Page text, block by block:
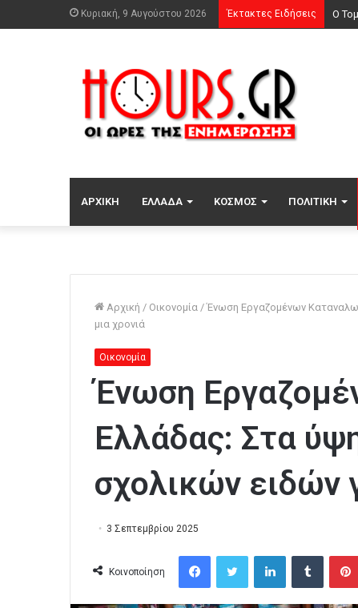
Κυριακή, 9 Αυγούστου 2026 Έκτακτες Ειδήσεις
ΑΡΧΙΚΉ ΕΛΛΆΔΑ ΚΌΣΜΟΣ ΠΟΛΙΤΙΚΉ
Αρχική / Οικονομία / Ένωση Εργαζομένων
μια χρονιά
Οικονομία
Ένωση
Ελλάδας: Στα
σχολικών ειδών
3 Σεπτεμβρίου 2025
Κοινοποίηση